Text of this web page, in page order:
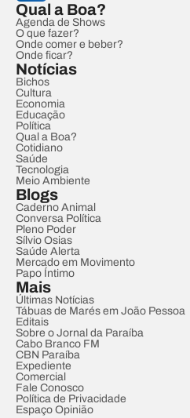
Qual a Boa?
Agenda de Shows
O que fazer?
Onde comer e beber?
Onde ficar?
Notícias
Bichos
Cultura
Economia
Educação
Política
Qual a Boa?
Cotidiano
Saúde
Tecnologia
Meio Ambiente
Blogs
Caderno Animal
Conversa Política
Pleno Poder
Sílvio Osias
Saúde Alerta
Mercado em Movimento
Papo Íntimo
Mais
Últimas Notícias
Tábuas de Marés em João Pessoa
Editais
Sobre o Jornal da Paraíba
Cabo Branco FM
CBN Paraíba
Expediente
Comercial
Fale Conosco
Política de Privacidade
Espaço Opinião